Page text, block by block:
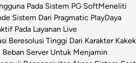
Pada Sistem PG SoftMeneliti
Sistem Dari Pragmatic PlayDaya
Pada Layanan Live
Beresolusi Tinggi Dari Karakter Kakek
Server Untuk Menjamin